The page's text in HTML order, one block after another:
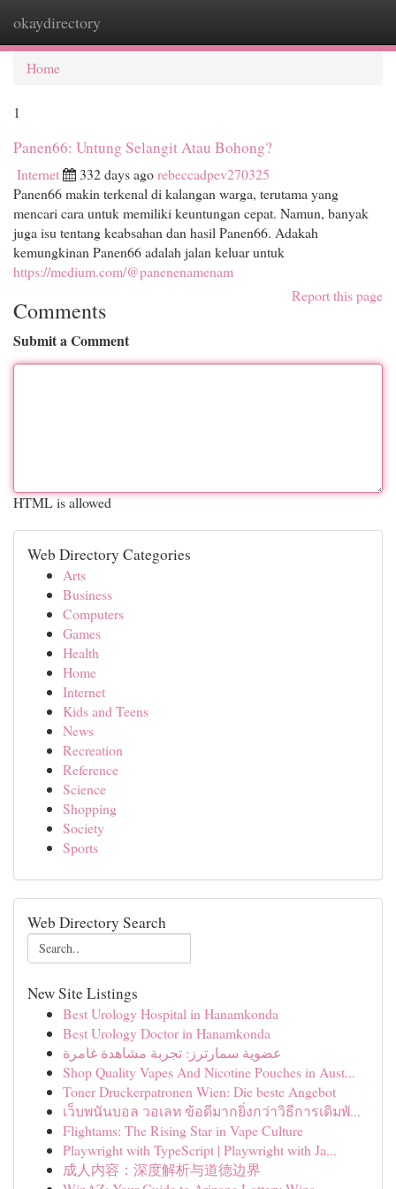
okaydirectory
Home
1
Panen66: Untung Selangit Atau Bohong?
Internet 332 days agorebeccadpev270325
Panen66 makin terkenal di kalangan warga, terutama yang
mencari cara untuk memiliki keuntungan cepat. Namun, banyak
juga isu tentang keabsahan dan hasil Panen66. Adakah
kemungkinan Panen66 adalah jalan keluar untuk
https://medium.com/@panenenamenam
Report this page
Comments
Submit a Comment
HTML is allowed
Web Directory Categories
Arts
Business
Computers
Games
Health
Home
Internet
Kids and Teens
News
Recreation
Reference
Science
Shopping
Society
Sports
Web Directory Search
New Site Listings
Best Urology Hospital in Hanamkonda
Best Urology Doctor in Hanamkonda
عضوية سمارترز: تجربة مشاهدة غامرة
Shop Quality Vapes And Nicotine Pouches in Aust...
Toner Druckerpatronen Wien: Die beste Angebot
เว็บพนันบอล วอเลท ข้อดีมากยิ่งกว่าวิธีการเดิมพั...
Flightams: The Rising Star in Vape Culture
Playwright with TypeScript | Playwright with Ja...
成人内容：深度解析与道德边界